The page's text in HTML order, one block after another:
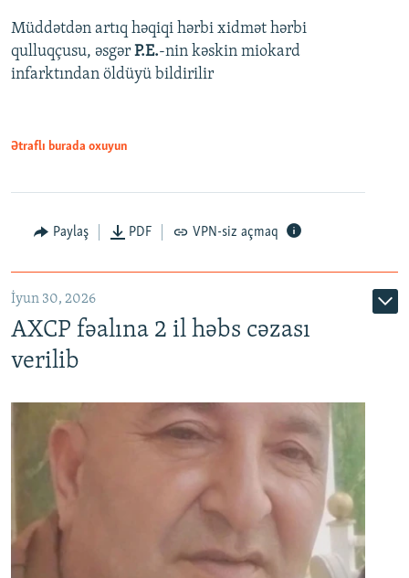
Müddətdən artıq həqiqi hərbi xidmət hərbi
qulluqçusu, əsgər P.E.-nin kəskin miokard
infarktından öldüyü bildirilir
Ətraflı burada oxuyun
Paylaş PDF VPN-siz açmaq
İyun 30, 2026
AXCP fəalına 2 il həbs cəzası
verilib